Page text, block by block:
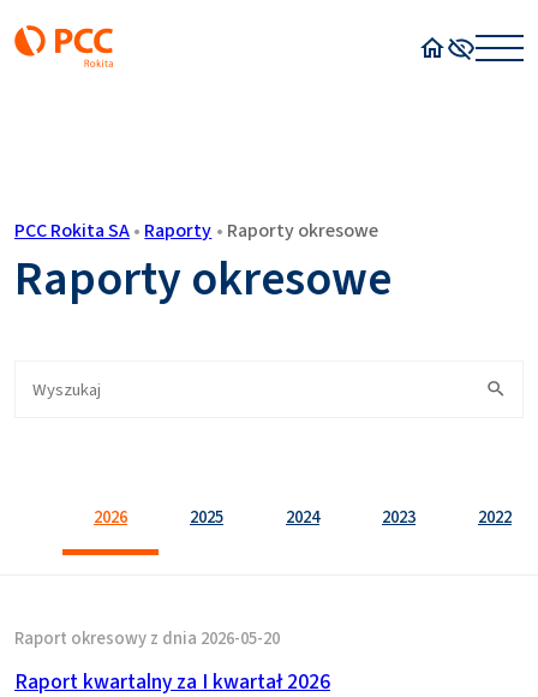
PCC Rokita SA• Raporty • Raporty okresowe
Raporty okresowe
2026 2025 2024 2023 2022
Raport okresowy z dnia 2026-05-20
Raport kwartalny za I kwartał 2026